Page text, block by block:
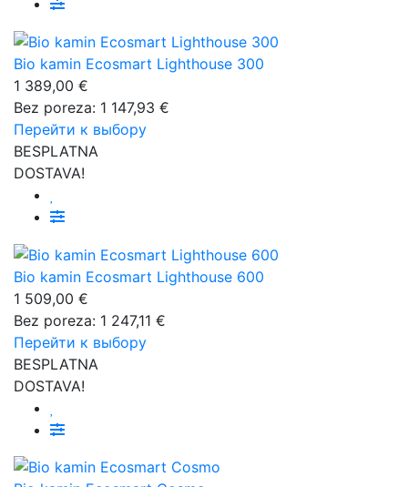
Bio kamin Ecosmart Lighthouse 300
1 389,00 €
Bez poreza: 1 147,93 €
Перейти к выбору
BESPLATNA
DOSTAVA!
Bio kamin Ecosmart Lighthouse 600
1 509,00 €
Bez poreza: 1 247,11 €
Перейти к выбору
BESPLATNA
DOSTAVA!